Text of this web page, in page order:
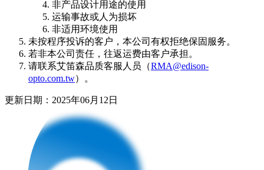
非产品设计用途的使用
运输事故或人为损坏
非适用环境使用
未按程序投诉的客户，本公司有权拒绝保固服务。
若非本公司责任，往返运费由客户承担。
请联系艾笛森品质客服人员（RMA@edison-
opto.com.tw）。
更新日期：2025年06月12日